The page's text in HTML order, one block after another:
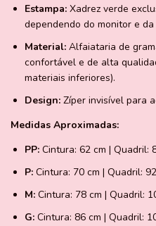
Estampa: Xadrez verde
dependendo do monitor e da
Material: Alfaiataria de
confortável e de alta
materiais inferiores).
Design: Zíper invisível para
Medidas Aproximadas:
PP: Cintura: 62 cm | Quadril:
P: Cintura: 70 cm | Quadril:
M: Cintura: 78 cm | Quadril:
G: Cintura: 86 cm | Quadril: